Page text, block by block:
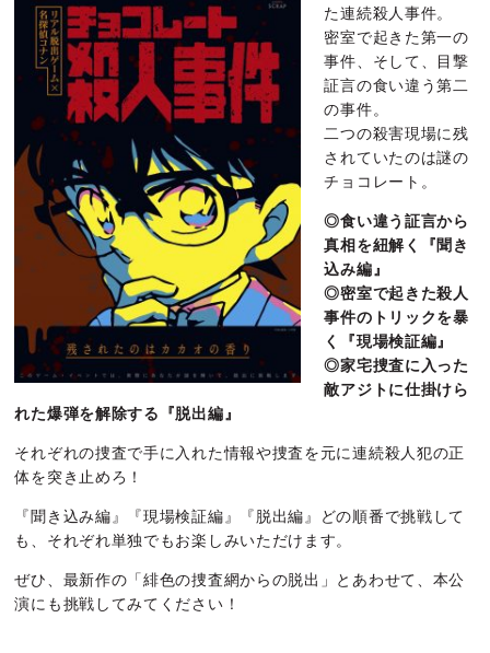
た連続殺人事件。
密室で起きた第一の
事件、そして、目撃
証言の食い違う第二
の事件。
二つの殺害現場に残
されていたのは謎の
チョコレート。
◎食い違う証言から
真相を紐解く『聞き
込み編』
◎密室で起きた殺人
事件のトリックを暴
く『現場検証編』
◎家宅捜査に入った
敵アジトに仕掛けら
れた爆弾を解除する『脱出編』
それぞれの捜査で手に入れた情報や捜査を元に連続殺人犯の正
体を突き止めろ！
『聞き込み編』『現場検証編』『脱出編』どの順番で挑戦して
も、それぞれ単独でもお楽しみいただけます。
ぜひ、最新作の「緋色の捜査網からの脱出」とあわせて、本公
演にも挑戦してみてください！